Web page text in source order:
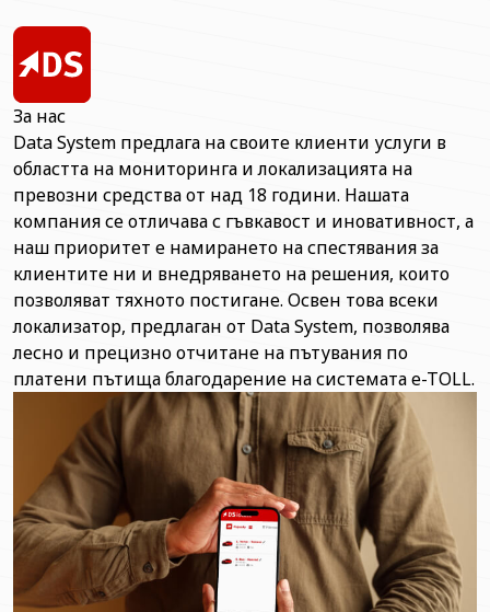
За нас
Data System предлага на своите клиенти услуги в
областта на мониторинга и локализацията на
превозни средства от над 18 години. Нашата
компания се отличава с гъвкавост и иновативност, а
наш приоритет е намирането на спестявания за
клиентите ни и внедряването на решения, които
позволяват тяхното постигане. Освен това всеки
локализатор, предлаган от Data System, позволява
лесно и прецизно отчитане на пътувания по
платени пътища благодарение на системата e-TOLL.